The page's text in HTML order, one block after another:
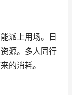
派上用场。日
源。多人同行
的消耗。